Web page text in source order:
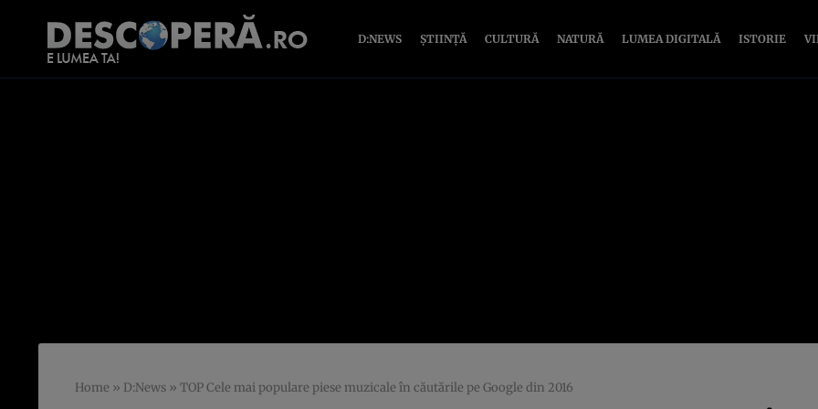
D:NEWS ȘTIINȚĂ CULTURĂ NATURĂ LUMEA DIGITALĂ ISTORIE
Home » D:News » TOP Cele mai populare piese muzicale în căutările pe Google din 2016